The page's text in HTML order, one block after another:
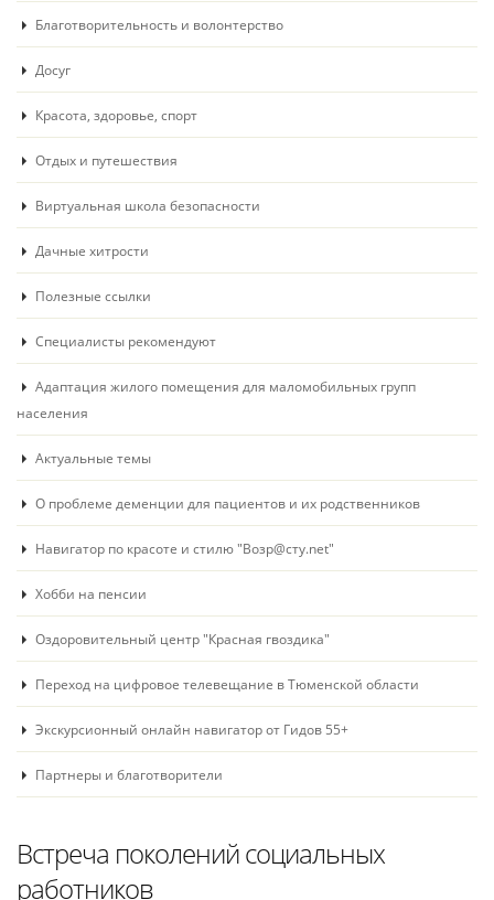
Благотворительность и волонтерство
Досуг
Красота, здоровье, спорт
Отдых и путешествия
Виртуальная школа безопасности
Дачные хитрости
Полезные ссылки
Специалисты рекомендуют
Адаптация жилого помещения для маломобильных групп
населения
Актуальные темы
О проблеме деменции для пациентов и их родственников
Навигатор по красоте и стилю "Возр@сту.net"
Хобби на пенсии
Оздоровительный центр "Красная гвоздика"
Переход на цифровое телевещание в Тюменской области
Экскурсионный онлайн навигатор от Гидов 55+
Партнеры и благотворители
Встреча поколений социальных
работников